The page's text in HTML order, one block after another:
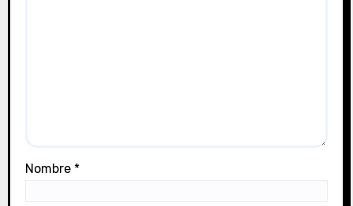
Nombre *